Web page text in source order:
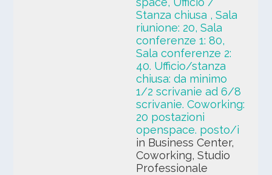
Stanza chiusa , Sala
riunione: 20, Sala
conferenze 1: 80,
Sala conferenze 2:
40. Ufficio/stanza
chiusa: da minimo
1/2 scrivanie ad 6/8
scrivanie. Coworking:
20 postazioni
openspace. posto/i
in Business Center,
Coworking, Studio
Professionale